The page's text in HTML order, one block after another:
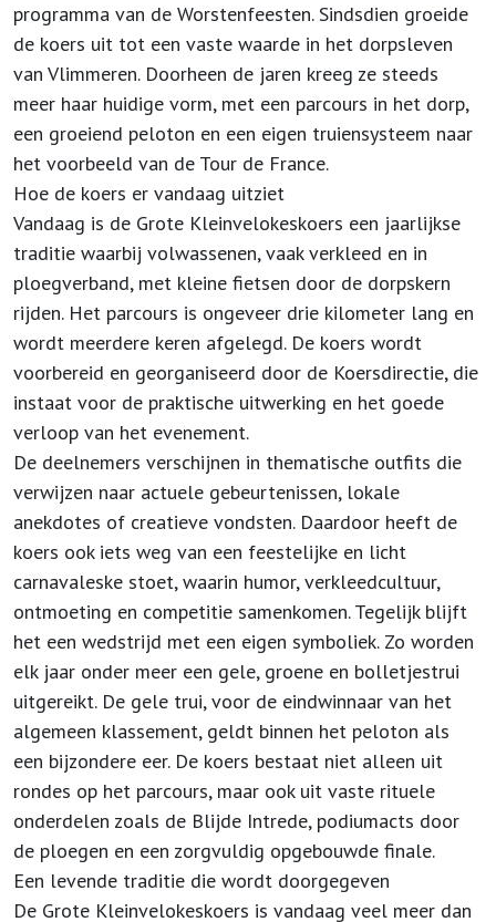
programma van de Worstenfeesten. Sindsdien groeide
de koers uit tot een vaste waarde in het dorpsleven
van Vlimmeren. Doorheen de jaren kreeg ze steeds
meer haar huidige vorm, met een parcours in het dorp,
een groeiend peloton en een eigen truiensysteem naar
het voorbeeld van de Tour de France.
Hoe de koers er vandaag uitziet
Vandaag is de Grote Kleinvelokeskoers een jaarlijkse
traditie waarbij volwassenen, vaak verkleed en in
ploegverband, met kleine fietsen door de dorpskern
rijden. Het parcours is ongeveer drie kilometer lang en
wordt meerdere keren afgelegd. De koers wordt
voorbereid en georganiseerd door de Koersdirectie, die
instaat voor de praktische uitwerking en het goede
verloop van het evenement.
De deelnemers verschijnen in thematische outfits die
verwijzen naar actuele gebeurtenissen, lokale
anekdotes of creatieve vondsten. Daardoor heeft de
koers ook iets weg van een feestelijke en licht
carnavaleske stoet, waarin humor, verkleedcultuur,
ontmoeting en competitie samenkomen. Tegelijk blijft
het een wedstrijd met een eigen symboliek. Zo worden
elk jaar onder meer een gele, groene en bolletjestrui
uitgereikt. De gele trui, voor de eindwinnaar van het
algemeen klassement, geldt binnen het peloton als
een bijzondere eer. De koers bestaat niet alleen uit
rondes op het parcours, maar ook uit vaste rituele
onderdelen zoals de Blijde Intrede, podiumacts door
de ploegen en een zorgvuldig opgebouwde finale.
Een levende traditie die wordt doorgegeven
De Grote Kleinvelokeskoers is vandaag veel meer dan